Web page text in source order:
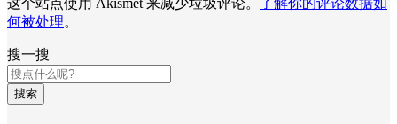
这个站点使用 Akismet 来减少垃圾评论。 了解你的评论数据如
何被处理。
搜一搜
搜索